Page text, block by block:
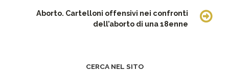
Aborto. Cartelloni offensivi nei confronti
dell’aborto di una 18enne
CERCA NEL SITO